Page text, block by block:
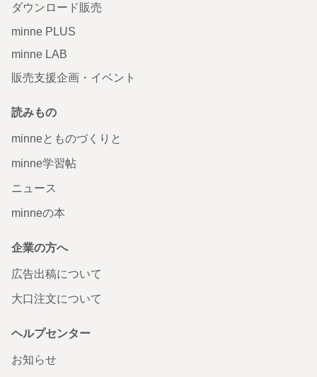
ダウンロード販売
minne PLUS
minne LAB
販売支援企画・イベント
読みもの
minneとものづくりと
minne学習帖
ニュース
minneの本
企業の方へ
広告出稿について
大口注文について
ヘルプセンター
お知らせ